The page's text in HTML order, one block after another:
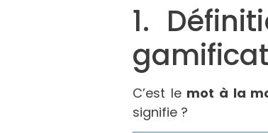
1.
C’est le mot à la
signifie ?